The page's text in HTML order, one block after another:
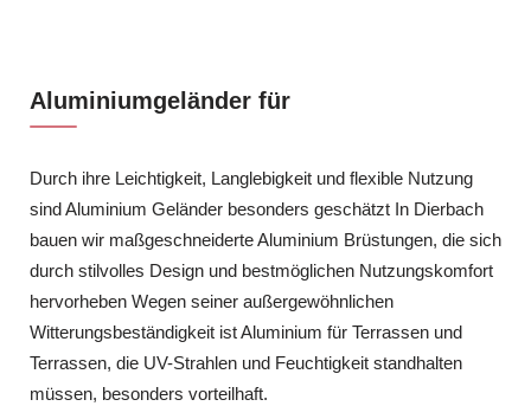
Aluminiumgeländer für
Durch ihre Leichtigkeit, Langlebigkeit und flexible Nutzung
sind Aluminium Geländer besonders geschätzt In Dierbach
bauen wir maßgeschneiderte Aluminium Brüstungen, die sich
durch stilvolles Design und bestmöglichen Nutzungskomfort
hervorheben Wegen seiner außergewöhnlichen
Witterungsbeständigkeit ist Aluminium für Terrassen und
Terrassen, die UV-Strahlen und Feuchtigkeit standhalten
müssen, besonders vorteilhaft.